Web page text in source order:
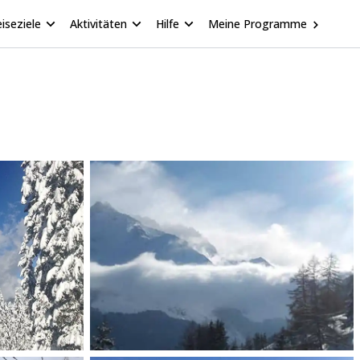
Aktivitäten Hilfe Meine Programme